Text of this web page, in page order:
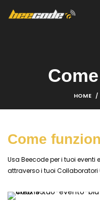
HOME
Come
Usa Beecode per i tuoi
attraverso i tuoi Collaboratori